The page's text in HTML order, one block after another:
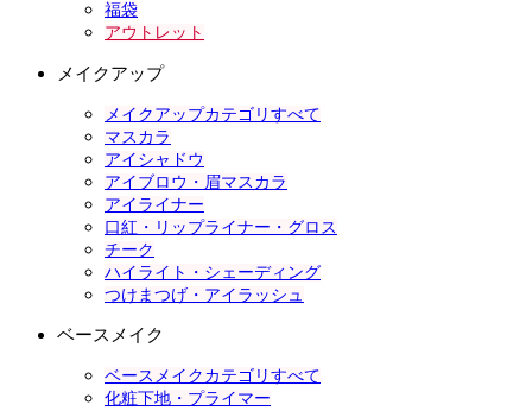
福袋
アウトレット
メイクアップ
メイクアップカテゴリすべて
マスカラ
アイシャドウ
アイブロウ・眉マスカラ
アイライナー
口紅・リップライナー・グロス
チーク
ハイライト・シェーディング
つけまつげ・アイラッシュ
ベースメイク
ベースメイクカテゴリすべて
化粧下地・プライマー